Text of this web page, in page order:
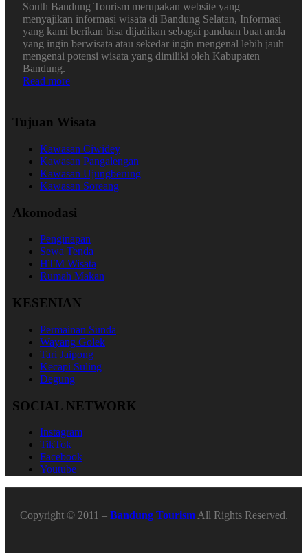
South Bandung Tourism merupakan website yang
menyajikan informasi wisata di Bandung Selatan, Informasi
yang kami berikan bisa dijadikan sebagai panduan buat anda
yang ingin berwisata atau sekedar ingin mengenal lebih jauh
mengenai potensi wisata yang dimiliki oleh Kabupaten
Bandung.
Read more
Tujuan Wisata
Kawasan Ciwidey
Kawasan Pangalengan
Kawasan Ujungberung
Kawasan Soreang
Akomodasi
Penginapan
Sewa Tenda
HTM Wisata
Rumah Makan
KESENIAN
Permainan Sunda
Wayang Golek
Tari Jaipong
Kecapi Suling
Degung
SOCIAL NETWORK
Instagram
TikTok
Facebook
Youtube
Copyright © 2011 – Bandung Tourism All Rights Reserved.